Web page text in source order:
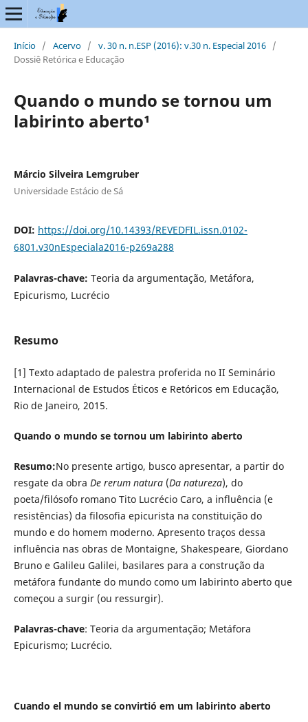
Início / Acervo / v. 30 n. n.ESP (2016): v.30 n. Especial 2016 /
Dossiê Retórica e Educação
Quando o mundo se tornou um
labirinto aberto¹
Márcio Silveira Lemgruber
Universidade Estácio de Sá
DOI: https://doi.org/10.14393/REVEDFIL.issn.0102-
6801.v30nEspeciala2016-p269a288
Palavras-chave: Teoria da argumentação, Metáfora,
Epicurismo, Lucrécio
Resumo
[1] Texto adaptado de palestra proferida no II Seminário
Internacional de Estudos Éticos e Retóricos em Educação,
Rio de Janeiro, 2015.
Quando o mundo se tornou um labirinto aberto
Resumo:No presente artigo, busco apresentar, a partir do
resgate da obra De rerum natura (Da natureza), do
poeta/filósofo romano Tito Lucrécio Caro, a influência (e
resistências) da filosofia epicurista na constituição do
mundo e do homem moderno. Apresento traços dessa
influência nas obras de Montaigne, Shakespeare, Giordano
Bruno e Galileu Galilei, basilares para a construção da
metáfora fundante do mundo como um labirinto aberto que
começou a surgir (ou ressurgir).
Palavras-chave: Teoria da argumentação; Metáfora
Epicurismo; Lucrécio.
Cuando el mundo se convirtió em um labirinto aberto